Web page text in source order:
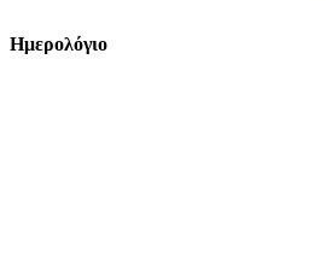
Ημερολόγιο